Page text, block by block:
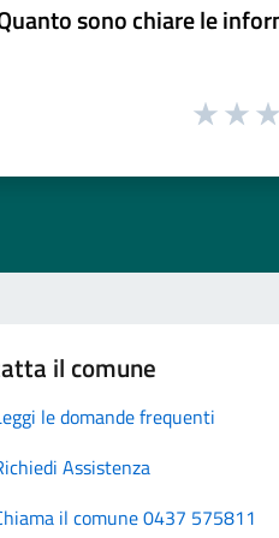
sono chiare le
il comune
le domande frequenti
Assistenza
il comune 0437 575811